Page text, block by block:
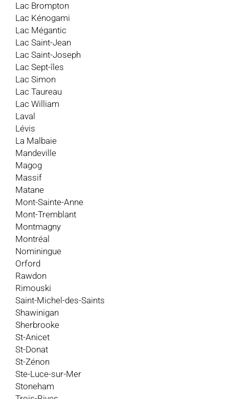
Lac Brompton
Lac Kénogami
Lac Mégantic
Lac Saint-Jean
Lac Saint-Joseph
Lac Sept-îles
Lac Simon
Lac Taureau
Lac William
Laval
Lévis
La Malbaie
Mandeville
Magog
Massif
Matane
Mont-Sainte-Anne
Mont-Tremblant
Montmagny
Montréal
Nominingue
Orford
Rawdon
Rimouski
Saint-Michel-des-Saints
Shawinigan
Sherbrooke
St-Anicet
St-Donat
St-Zénon
Ste-Luce-sur-Mer
Stoneham